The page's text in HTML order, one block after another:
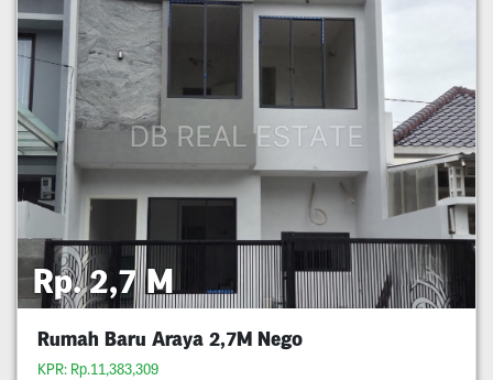
Rp. 2,7 M
Rumah Baru Araya 2,7M Nego
KPR: Rp.11,383,309